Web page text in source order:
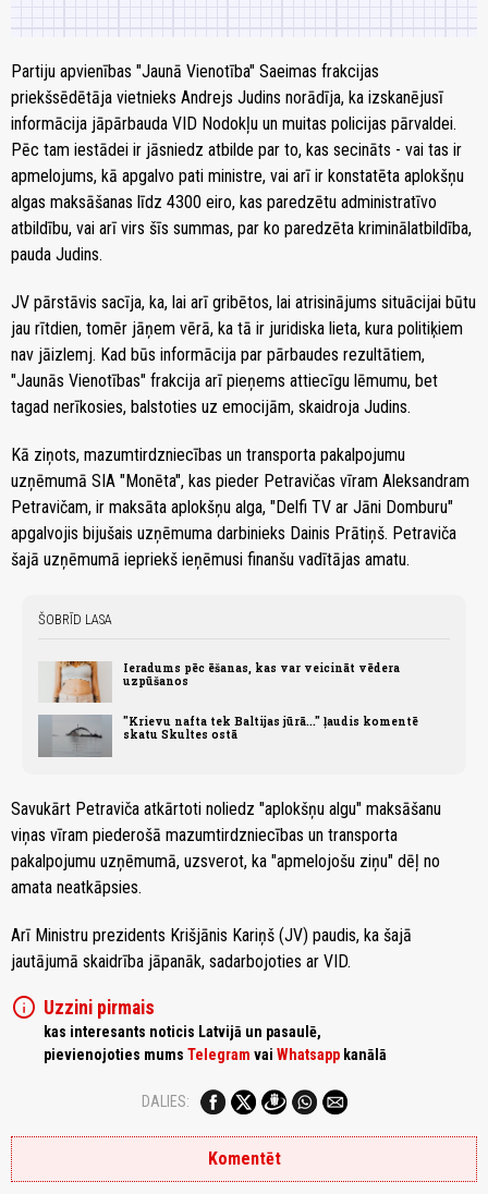
Partiju apvienības "Jaunā Vienotība" Saeimas frakcijas
priekšsēdētāja vietnieks Andrejs Judins norādīja, ka izskanējusī
informācija jāpārbauda VID Nodokļu un muitas policijas pārvaldei.
Pēc tam iestādei ir jāsniedz atbilde par to, kas secināts - vai tas ir
apmelojums, kā apgalvo pati ministre, vai arī ir konstatēta aplokšņu
algas maksāšanas līdz 4300 eiro, kas paredzētu administratīvo
atbildību, vai arī virs šīs summas, par ko paredzēta kriminālatbildība,
pauda Judins.
JV pārstāvis sacīja, ka, lai arī gribētos, lai atrisinājums situācijai būtu
jau rītdien, tomēr jāņem vērā, ka tā ir juridiska lieta, kura politiķiem
nav jāizlemj. Kad būs informācija par pārbaudes rezultātiem,
"Jaunās Vienotības" frakcija arī pieņems attiecīgu lēmumu, bet
tagad nerīkosies, balstoties uz emocijām, skaidroja Judins.
Kā ziņots, mazumtirdzniecības un transporta pakalpojumu
uzņēmumā SIA "Monēta", kas pieder Petravičas vīram Aleksandram
Petravičam, ir maksāta aplokšņu alga, "Delfi TV ar Jāni Domburu"
apgalvojis bijušais uzņēmuma darbinieks Dainis Prātiņš. Petraviča
šajā uzņēmumā iepriekš ieņēmusi finanšu vadītājas amatu.
ŠOBRĪD LASA
Ieradums pēc ēšanas, kas var veicināt vēdera
uzpūšanos
"Krievu nafta tek Baltijas jūrā..." ļaudis komentē
skatu Skultes ostā
Savukārt Petraviča atkārtoti noliedz "aplokšņu algu" maksāšanu
viņas vīram piederošā mazumtirdzniecības un transporta
pakalpojumu uzņēmumā, uzsverot, ka "apmelojošu ziņu" dēļ no
amata neatkāpsies.
Arī Ministru prezidents Krišjānis Kariņš (JV) paudis, ka šajā
jautājumā skaidrība jāpanāk, sadarbojoties ar VID.
info Uzzini pirmais
kas interesants noticis Latvijā un pasaulē,
pievienojoties mums Telegram vai Whatsapp kanālā
DALIES:
Komentēt